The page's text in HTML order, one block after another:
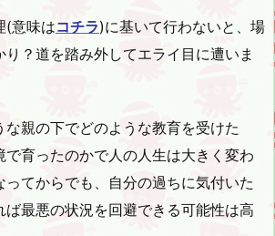
(意味はコチラ)に基いて行わないと、場
？道を踏み外してエライ目に遭いま
親の下でどのような教育を受けた
で育ったのかで人の人生は大きく変わ
ってからでも、自分の過ちに気付いた
ば最悪の状況を回避できる可能性は高